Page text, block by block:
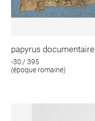
papyrus documentaire
-30 / 395
(époque romaine)